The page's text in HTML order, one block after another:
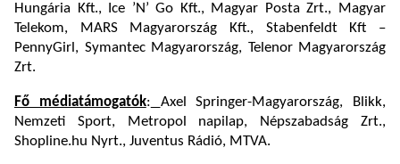
Hungária Kft., Ice ’N’ Go Kft., Magyar Posta Zrt., Magyar
Telekom, MARS Magyarország Kft., Stabenfeldt Kft –
PennyGirl, Symantec Magyarország, Telenor Magyarország
Zrt.
Fő médiatámogatók:
Axel Springer-Magyarország, Blikk,
Nemzeti Sport, Metropol napilap, Népszabadság Zrt.,
Shopline.hu Nyrt., Juventus Rádió, MTVA.